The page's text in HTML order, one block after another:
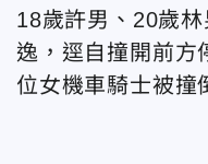
18歲許男、20歲
逸，逕自撞開前方
位女機車騎士被撞